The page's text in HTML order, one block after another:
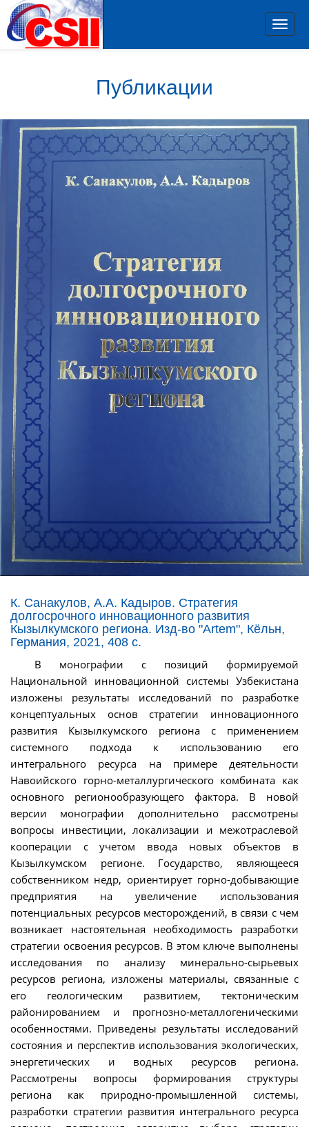
Публикации
К. Санакулов, А.А. Кадыров. Стратегия
долгосрочного инновационного развития
Кызылкумского региона. Изд-во "Artem", Кёльн,
Германия, 2021, 408 с.
В монографии с позиций формируемой
Национальной инновационной системы Узбекистана
изложены результаты исследований по разработке
концептуальных основ стратегии инновационного
развития Кызылкумского региона с применением
системного подхода к использованию его
интегрального ресурса на примере деятельности
Навоийского горно-металлургического комбината как
основного регионообразующего фактора. В новой
версии монографии дополнительно рассмотрены
вопросы инвестиции, локализации и межотраслевой
кооперации с учетом ввода новых объектов в
Кызылкумском регионе. Государство, являющееся
собственником недр, ориентирует горно-добывающие
предприятия на увеличение использования
потенциальных ресурсов месторождений, в связи с чем
возникает настоятельная необходимость разработки
стратегии освоения ресурсов. В этом ключе выполнены
исследования по анализу минерально-сырьевых
ресурсов региона, изложены материалы, связанные с
его геологическим развитием, тектоническим
районированием и прогнозно-металлогеническими
особенностями. Приведены результаты исследований
состояния и перспектив использования экологических,
энергетических и водных ресурсов региона.
Рассмотрены вопросы формирования структуры
региона как природно-промышленной системы,
разработки стратегии развития интегрального ресурса